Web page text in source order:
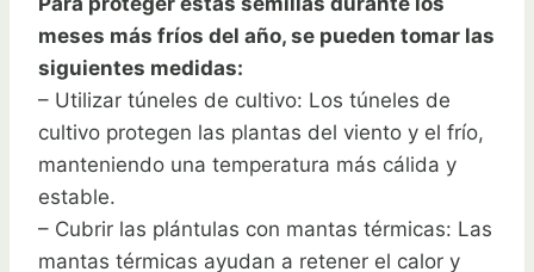
meses más fríos del año, se pueden tomar las
siguientes medidas:
– Utilizar túneles de cultivo: Los túneles de
cultivo protegen las plantas del viento y el frío,
manteniendo una temperatura más cálida y
estable.
– Cubrir las plántulas con mantas térmicas: Las
mantas térmicas ayudan a retener el calor y